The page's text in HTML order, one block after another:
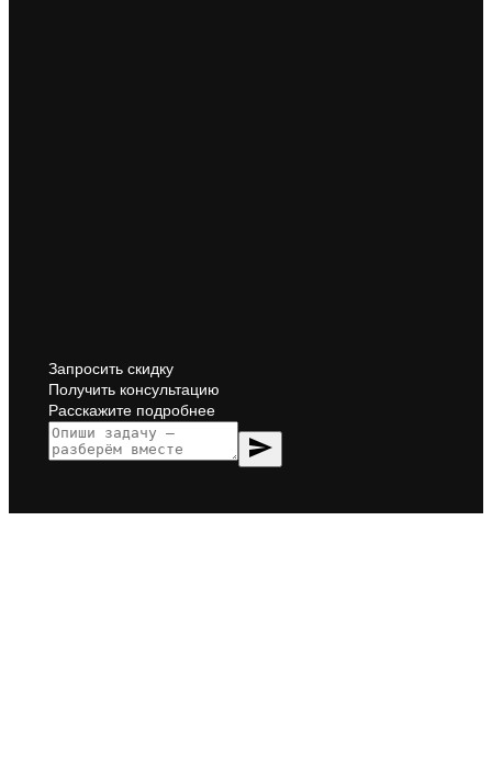
Запросить скидку
Получить консультацию
Расскажите подробнее
send